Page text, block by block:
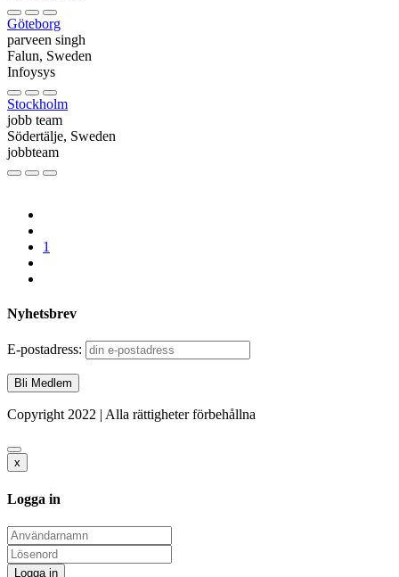
Göteborg
parveen singh
Falun, Sweden
Infoysys
Stockholm
jobb team
Södertälje, Sweden
jobbteam
1
Nyhetsbrev
E-postadress:
Copyright 2022 | Alla rättigheter förbehållna
x
Logga in